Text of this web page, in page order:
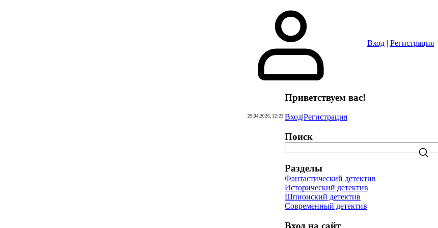
Вход | Регистрация
29.04.2026, 12:23
Приветствуем вас!
Вход|Регистрация
Поиск
Разделы
Фантастический детектив
Исторический детектив
Шпионский детектив
Современный детектив
Вход на сайт